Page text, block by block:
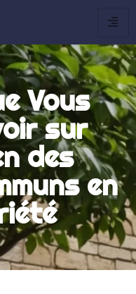
Vous
sur
des
en